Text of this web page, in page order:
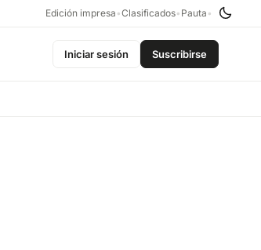
Edición impresa •Clasificados• Pauta •
Iniciar sesión Suscribirse